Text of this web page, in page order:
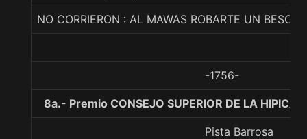
NO CORRIERON : AL MAWAS ROBARTE UN BESO
-1756-
8a.- Premio CONSEJO SUPERIOR DE LA
Pista Barrosa